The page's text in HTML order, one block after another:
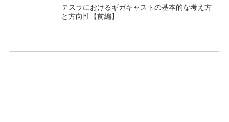
テスラにおけるギガキャストの基本的な考え方
と方向性【前編】